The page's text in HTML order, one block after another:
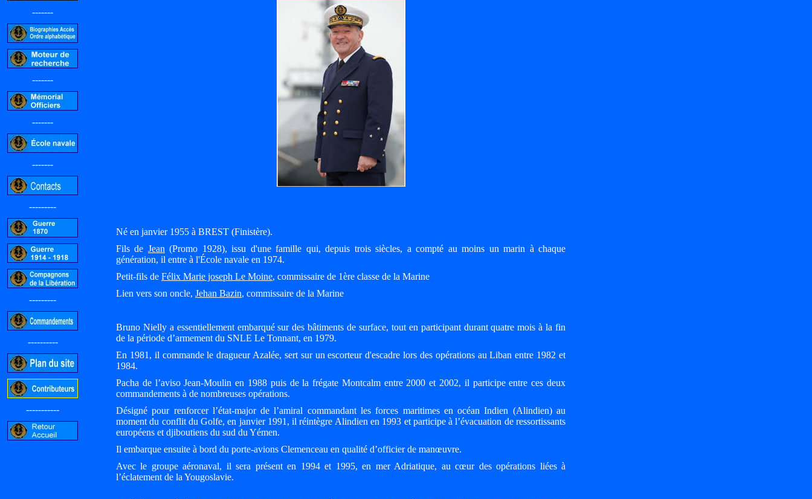
-------
-------
-------
-------
---------
---------
----------
-----------
Né en janvier 1955 à BREST (Finistère).
Fils de Jean (Promo 1928), issu d'une famille qui, depuis trois siècles, a compté au moins un marin à chaque
génération, il entre à l'École navale en 1974.
Petit-fils de Félix Marie joseph Le Moine, commissaire de 1ère classe de la Marine
Lien vers son oncle, Jehan Bazin, commissaire de la Marine
Bruno Nielly a essentiellement embarqué sur des bâtiments de surface, tout en participant durant quatre mois à la fin
de la période d’armement du SNLE Le Tonnant, en 1979.
En 1981, il commande le dragueur Azalée, sert sur un escorteur d'escadre lors des opérations au Liban entre 1982 et
1984.
Pacha de l’aviso Jean-Moulin en 1988 puis de la frégate Montcalm entre 2000 et 2002, il participe entre ces deux
commandements à de nombreuses opérations.
Désigné pour renforcer l’état-major de l’amiral commandant les forces maritimes en océan Indien (Alindien) au
moment du conflit du Golfe, en janvier 1991, il réintègre Alindien en 1993 et participe à l’évacuation de ressortissants
européens et djiboutiens du sud du Yémen.
Il embarque ensuite à bord du porte-avions Clemenceau en qualité d’officier de manœuvre.
Avec le groupe aéronaval, il sera présent en 1994 et 1995, en mer Adriatique, au cœur des opérations liées à
l’éclatement de la Yougoslavie.